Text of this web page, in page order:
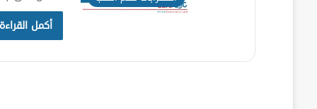
أكمل